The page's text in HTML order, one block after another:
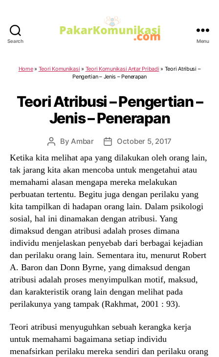
Search Menu
Home» Teori Komunikasi » Teori Komunikasi Antar Pribadi » Teori Atribusi –
Pengertian – Jenis – Penerapan
Teori Atribusi – Pengertian –
Jenis – Penerapan
Post
author
ByAmbar
Post
date
October 5, 2017
Ketika kita melihat apa yang dilakukan oleh orang lain,
tak jarang kita akan mencoba untuk mengetahui atau
memahami alasan mengapa mereka melakukan
perbuatan tertentu. Begitu juga dengan perilaku yang
kita tampilkan di hadapan orang lain. Dalam psikologi
sosial, hal ini dinamakan dengan atribusi. Yang
dimaksud dengan atribusi adalah proses dimana
individu menjelaskan penyebab dari berbagai kejadian
dan perilaku orang lain. Sementara itu, menurut Robert
A. Baron dan Donn Byrne, yang dimaksud dengan
atribusi adalah proses menyimpulkan motif, maksud,
dan karakteristik orang lain dengan melihat pada
perilakunya yang tampak (Rakhmat, 2001 : 93).
Teori atribusi menyuguhkan sebuah kerangka kerja
untuk memahami bagaimana setiap individu
menafsirkan perilaku mereka sendiri dan perilaku orang